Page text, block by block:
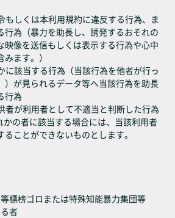
もしくは本利用規約に違反する行為、ま
行為（暴力を助長し、誘発するおそれの
映像を送信もしくは表示する行為や心中
ます。）
に該当する行為（当該行為を他者が行っ
）が見られるデータ等へ当該行為を助長
行為
者が利用者として不適当と判断した行為
の者に該当する場合には、当該利用者
ことができないものとします。
標榜ゴロまたは特殊知能暴力集団等
者